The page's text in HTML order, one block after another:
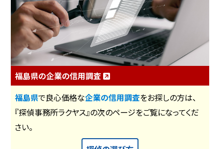
福島県の企業の信用調査
福島県で良心価格な企業の信用調査をお探しの方は、
『探偵事務所ラクヤス』の次のページをご覧になってくだ
さい。